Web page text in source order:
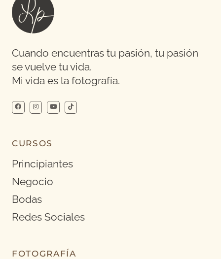
Cuando encuentras tu pasión, tu pasión
se vuelve tu vida.
Mi vida es la fotografía.
CURSOS
Principiantes
Negocio
Bodas
Redes Sociales
FOTOGRAFÍA